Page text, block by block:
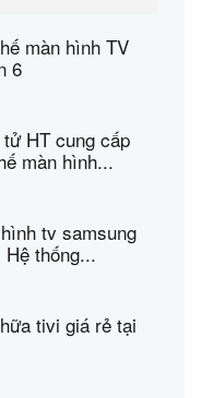
màn hình TV
6
HT cung cấp
màn hình...
tv samsung
thống...
tivi giá rẻ tại